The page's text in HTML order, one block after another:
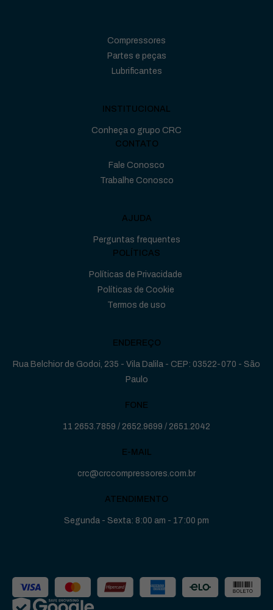
Compressores
Partes e peças
Lubrificantes
INSTITUCIONAL
Conheça o grupo CRC
CONTATO
Fale Conosco
Trabalhe Conosco
AJUDA
Perguntas frequentes
POLÍTICAS
Políticas de Privacidade
Políticas de Cookie
Termos de uso
ENDEREÇO
Rua Belchior de Godoi, 235 - Vila Dalila - CEP: 03522-070 - São
Paulo
FONE
11 2653.7859 / 2652.9699 / 2651.2042
E-MAIL
crc@crccompressores.com.br
ATENDIMENTO
Segunda - Sexta: 8:00 am - 17:00 pm